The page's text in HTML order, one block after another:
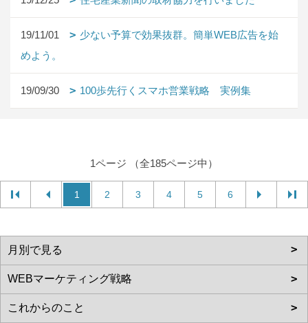
19/11/01
少ない予算で効果抜群。簡単WEB広告を始
めよう。
19/09/30 100歩先行くスマホ営業戦略 実例集
1ページ （全185ページ中）
1 2 3 4 5 6